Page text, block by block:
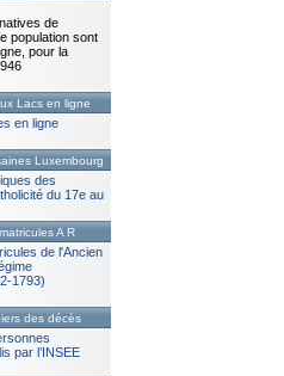
de
population sont
pour la
Lacs en ligne
en ligne
Luxembourg
des
du 17e au
A R
de l'Ancien
1793)
des décès
par l’INSEE